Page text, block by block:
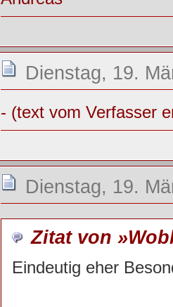
Dienstag, 19.
- (text vom Verfasser
Dienstag, 19.
Zitat von
Eindeutig eher